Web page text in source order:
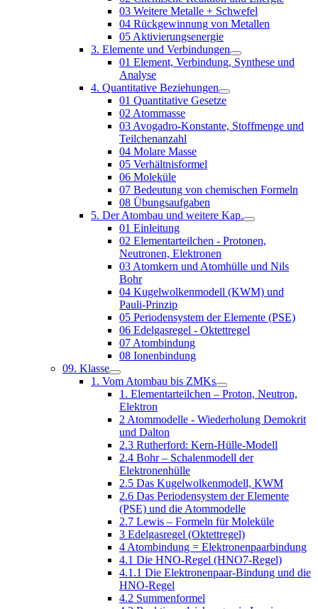
03 Weitere Metalle + Schwefel
04 Rückgewinnung von Metallen
05 Aktivierungsenergie
3. Elemente und Verbindungen
01 Element, Verbindung, Synthese und
Analyse
4. Quantitative Beziehungen
01 Quantitative Gesetze
02 Atommasse
03 Avogadro-Konstante, Stoffmenge und
Teilchenanzahl
04 Molare Masse
05 Verhältnisformel
06 Moleküle
07 Bedeutung von chemischen Formeln
08 Übungsaufgaben
5. Der Atombau und weitere Kap.
01 Einleitung
02 Elementarteilchen - Protonen,
Neutronen, Elektronen
03 Atomkern und Atomhülle und Nils
Bohr
04 Kugelwolkenmodell (KWM) und
Pauli-Prinzip
05 Periodensystem der Elemente (PSE)
06 Edelgasregel - Oktettregel
07 Atombindung
08 Ionenbindung
09. Klasse
1. Vom Atombau bis ZMKs
1. Elementarteilchen – Proton, Neutron,
Elektron
2 Atommodelle - Wiederholung Demokrit
und Dalton
2.3 Rutherford: Kern-Hülle-Modell
2.4 Bohr – Schalenmodell der
Elektronenhülle
2.5 Das Kugelwolkenmodell, KWM
2.6 Das Periodensystem der Elemente
(PSE) und die Atommodelle
2.7 Lewis – Formeln für Moleküle
3 Edelgasregel (Oktettregel)
4 Atombindung = Elektronenpaarbindung
4.1 Die HNO-Regel (HNO7-Regel)
4.1.1 Die Elektronenpaar-Bindung und die
HNO-Regel
4.2 Summenformel